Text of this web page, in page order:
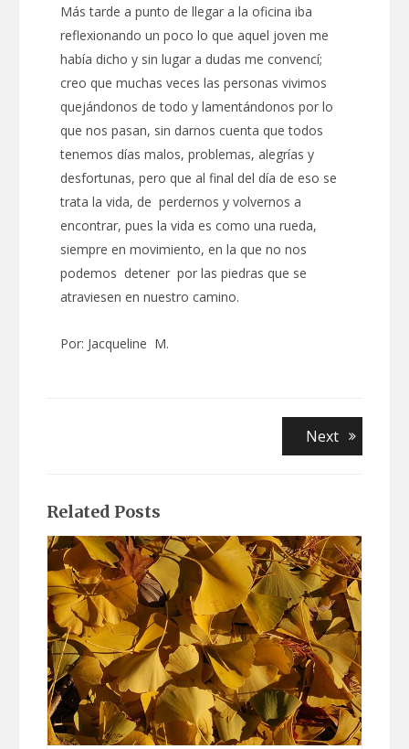
Más tarde a punto de llegar a la oficina iba
reflexionando un poco lo que aquel joven me
había dicho y sin lugar a dudas me convencí;
creo que muchas veces las personas vivimos
quejándonos de todo y lamentándonos por lo
que nos pasan, sin darnos cuenta que todos
tenemos días malos, problemas, alegrías y
desfortunas, pero que al final del día de eso se
trata la vida, de perdernos y volvernos a
encontrar, pues la vida es como una rueda,
siempre en movimiento, en la que no nos
podemos detener por las piedras que se
atraviesen en nuestro camino.
Por: Jacqueline M.
NextNext
Related Posts